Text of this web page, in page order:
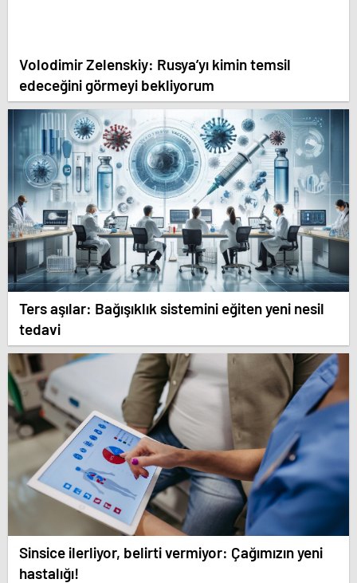
Volodimir Zelenskiy: Rusya’yı kimin temsil
edeceğini görmeyi bekliyorum
Ters aşılar: Bağışıklık sistemini eğiten yeni nesil
tedavi
Sinsice ilerliyor, belirti vermiyor: Çağımızın yeni
hastalığı!